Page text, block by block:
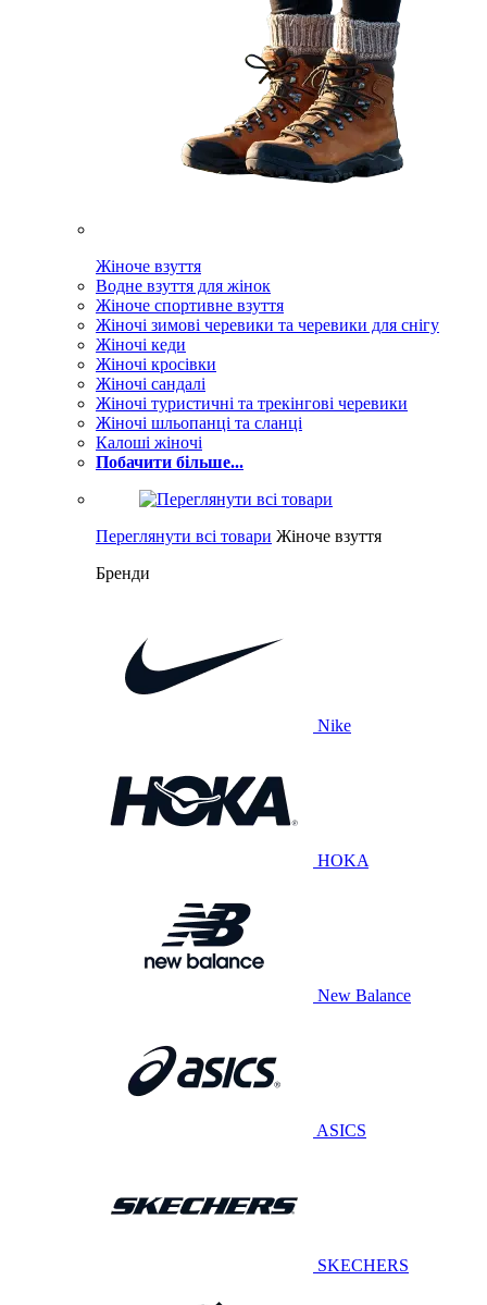
Жіноче взуття
Водне взуття для жінок
Жіноче спортивне взуття
Жіночі зимові черевики та черевики для снігу
Жіночі кеди
Жіночі кросівки
Жіночі сандалі
Жіночі туристичні та трекінгові черевики
Жіночі шльопанці та сланці
Калоші жіночі
Побачити більше...
Переглянути всі товари Жіноче взуття
Бренди
Nike
HOKA
New Balance
ASICS
SKECHERS